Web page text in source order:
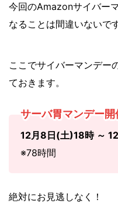
今回のAmazonサイバー
なることは間違いないです
ここでサイバーマンデー
ておきます。
サーバ胃マンデー開
12月8日(土)18時 ～
※78時間
絶対にお見逃しなく！